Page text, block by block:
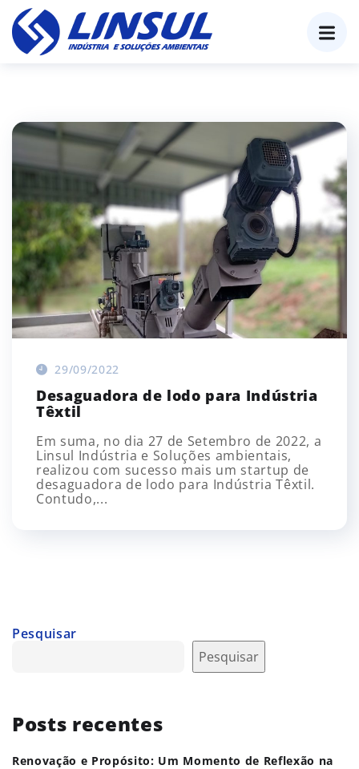
conteúdo
29/09/2022
Desaguadora de lodo para Indústria
Têxtil
Em suma, no dia 27 de Setembro de 2022, a
Linsul Indústria e Soluções ambientais,
realizou com sucesso mais um startup de
desaguadora de lodo para Indústria Têxtil.
Contudo,...
Pesquisar
Pesquisar
Posts recentes
Renovação e Propósito: Um Momento de Reflexão na